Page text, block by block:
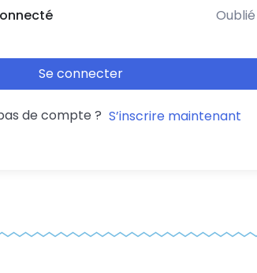
Se connecter
de compte ? S’inscrire maintenant